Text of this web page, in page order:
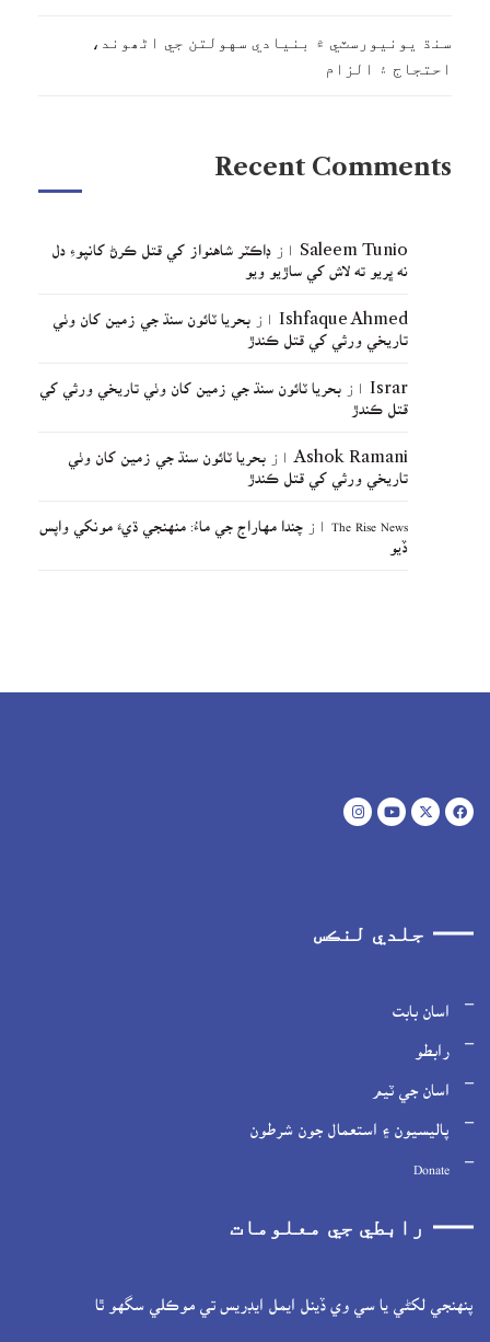
سنڌ يونيورسٽي ۾ بنيادي سهولتن جي اڻھوند،
احتجاج ۽ الزام
Recent Comments
Saleem Tunio از ڊاڪٽر شاهنواز کي قتل ڪرڻ کانپوءِ دل
نه ڀريو ته لاش کي ساڙيو ويو
Ishfaque Ahmed از بحريا ٽائون سنڌ جي زمين کان وٺي
تاريخي ورثي کي قتل ڪندڙ
Israr از بحريا ٽائون سنڌ جي زمين کان وٺي تاريخي ورثي کي
قتل ڪندڙ
Ashok Ramaniاز بحريا ٽائون سنڌ جي زمين کان وٺي
تاريخي ورثي کي قتل ڪندڙ
از چندا مهاراج جي ماءُ: منهنجي ڌيءَ مونکي واپس
ڏيو
جلدي لنڪس
اسان بابت
رابطو
اسان جي ٽيم
پاليسيون ۽ استعمال جون شرطون
رابطي جي معلومات
پنهنجي لکڻي يا سي وي ڏينل ايمل ايڊريس تي موڪلي سگهو ٿا